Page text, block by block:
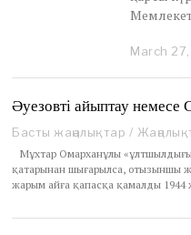
March
Әуезовті айыптау немесе
Басты жаңалықтар /
Мұхтар Омарханұлы
қатарынан шығарылса, отызыншы
жарым айға қапасқа қамалды